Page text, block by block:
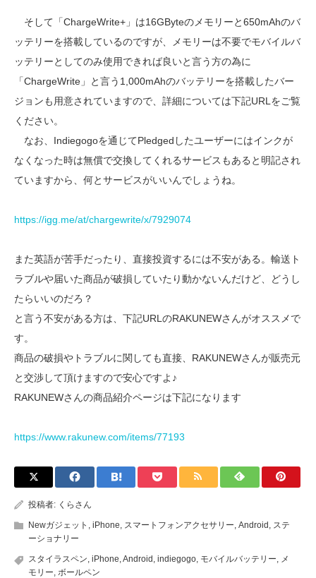
そして「ChargeWrite+」は16GByteのメモリーと650mAhのバ
ッテリーを搭載しているのですが、メモリーは不要でモバイルバ
ッテリーとしてのみ使用できれば良いと言う方の為に
「ChargeWrite」と言う1,000mAhのバッテリーを搭載したバー
ジョンも用意されていますので、詳細については下記URLをご覧
ください。
なお、Indiegogoを通じてPledgedしたユーザーにはインクが
なくなった時は無償で交換してくれるサービスもあると明記され
ていますから、何とサービスがいいんでしょうね。
https://igg.me/at/chargewrite/x/7929074
また英語が苦手だったり、直接投資するには不安がある。輸送ト
ラブルや届いた商品が破損していたり動かないんだけど、どうし
たらいいのだろ？
と言う不安がある方は、下記URLのRAKUNEWさんがオススメで
す。
商品の破損やトラブルに関しても直接、RAKUNEWさんが販売元
と交渉して頂けますので安心ですよ♪
RAKUNEWさんの商品紹介ページは下記になります
https://www.rakunew.com/items/77193
投稿者: くらさん
Newガジェット , iPhone, スマートフォンアクセサリー, Android, ステ
ーショナリー
スタイラスペン, iPhone,Android, indiegogo, モバイルバッテリー, メ
モリー, ボールペン